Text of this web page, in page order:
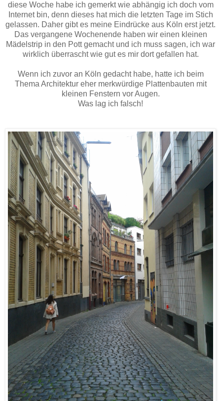
diese Woche habe ich gemerkt wie abhängig ich doch vom
Internet bin, denn dieses hat mich die letzten Tage im Stich
gelassen. Daher gibt es meine Eindrücke aus Köln erst jetzt.
Das vergangene Wochenende haben wir einen kleinen
Mädelstrip in den Pott gemacht und ich muss sagen, ich war
wirklich überrascht wie gut es mir dort gefallen hat.
Wenn ich zuvor an Köln gedacht habe, hatte ich beim
Thema Architektur eher merkwürdige Plattenbauten mit
kleinen Fenstern vor Augen.
Was lag ich falsch!